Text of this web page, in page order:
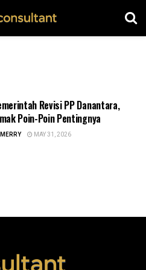
Revisi PP Danantara,
Poin-Poin Pentingnya
MERRY MAY 31, 2026